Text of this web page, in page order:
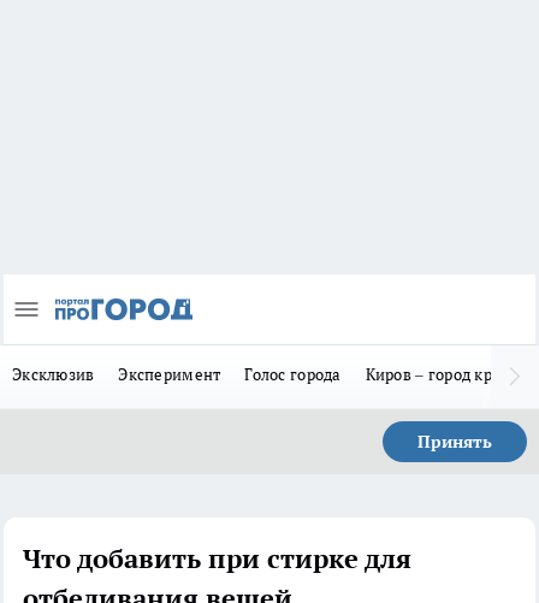
Эксклюзив Эксперимент Голос города Киров – город
Принять
Что добавить при стирке для